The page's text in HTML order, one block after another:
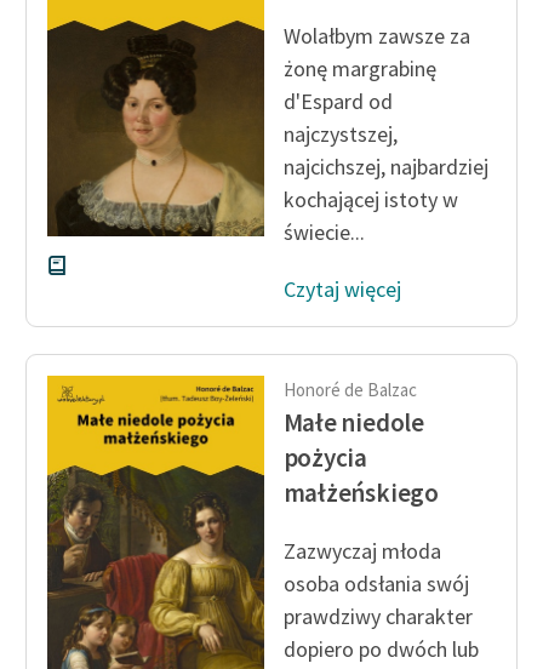
Wolałbym zawsze za
żonę margrabinę
d'Espard od
najczystszej,
najcichszej, najbardziej
kochającej istoty w
świecie...
Czytaj więcej
Honoré de Balzac
Małe niedole
pożycia
małżeńskiego
Zazwyczaj młoda
osoba odsłania swój
prawdziwy charakter
dopiero po dwóch lub